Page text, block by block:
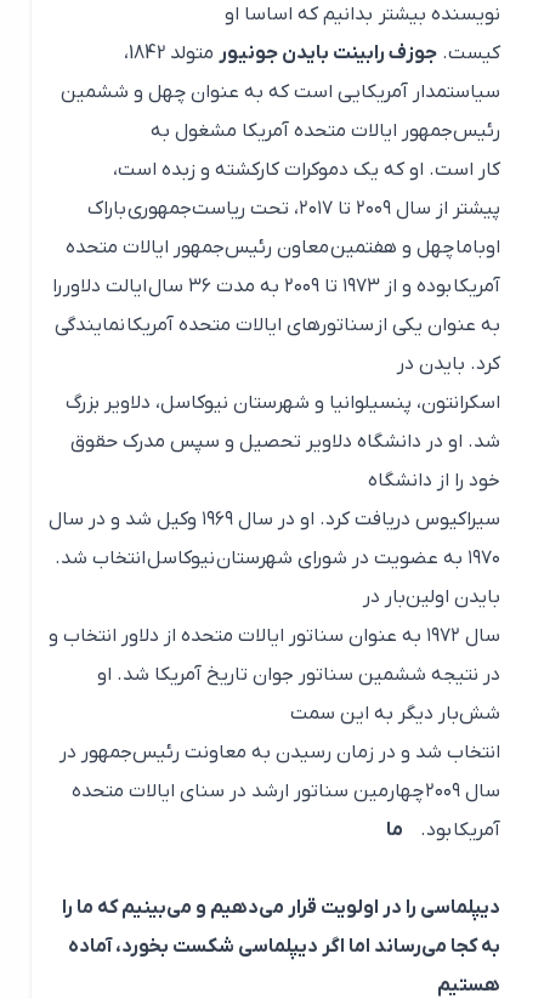
نویسنده بیشتر بدانیم که اساسا او
کیست.جوزف رابینت بایدن جونیور
متولد 1842،
سیاستمدار آمریکایی است که به عنوان چهل و ششمین
رئیس‌جمهور ایالات متحده آمریکا مشغول به
کار است. او که یک دموکرات کارکشته و زبده است،
پیشتر از سال ۲۰۰۹ تا ۲۰۱۷، تحت ریاست‌جمهوری باراک
اوباما چهل و هفتمین معاون رئیس‌جمهور ایالات متحده
آمریکا بوده و از ۱۹۷۳ تا ۲۰۰۹ به مدت ۳۶ سال ایالت دلاور را
به عنوان یکی از سناتورهای ایالات متحده آمریکا نمایندگی
کرد. بایدن در
اسکرانتون، پنسیلوانیا و شهرستان نیوکاسل، دلاویر بزرگ
شد. او در دانشگاه دلاویر تحصیل و سپس مدرک حقوق
خود را از دانشگاه
سیراکیوس دریافت کرد. او در سال ۱۹۶۹ وکیل شد و در سال
۱۹۷۰ به عضویت در شورای شهرستان نیوکاسل انتخاب شد.
بایدن اولین‌بار در
سال ۱۹۷۲ به عنوان سناتور ایالات متحده از دلاور انتخاب و
در نتیجه ششمین سناتور جوان تاریخ آمریکا شد. او
شش‌بار دیگر به این سمت
انتخاب شد و در زمان رسیدن به معاونت رئیس‌جمهور در
سال ۲۰۰۹ چهارمین سناتور ارشد در سنای ایالات متحده
آمریکا بود.ما
دیپلماسی را در اولویت قرار می‌دهیم و می‌بینیم که ما را
به کجا می‌رساند اما اگر دیپلماسی شکست بخورد، آماده
هستیم